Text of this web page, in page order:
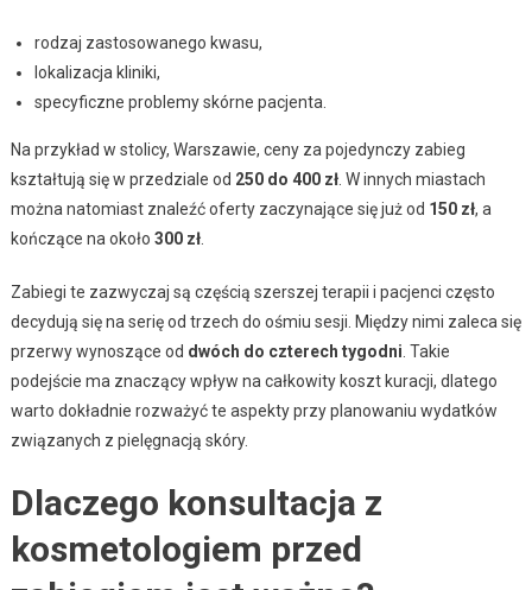
rodzaj zastosowanego kwasu,
lokalizacja kliniki,
specyficzne problemy skórne pacjenta.
Na przykład w stolicy, Warszawie, ceny za pojedynczy zabieg
kształtują się w przedziale od 250 do 400 zł. W innych miastach
można natomiast znaleźć oferty zaczynające się już od 150 zł, a
kończące na około 300 zł.
Zabiegi te zazwyczaj są częścią szerszej terapii i pacjenci często
decydują się na serię od trzech do ośmiu sesji. Między nimi zaleca się
przerwy wynoszące od dwóch do czterech tygodni . Takie
podejście ma znaczący wpływ na całkowity koszt kuracji, dlatego
warto dokładnie rozważyć te aspekty przy planowaniu wydatków
związanych z pielęgnacją skóry.
Dlaczego konsultacja z
kosmetologiem przed